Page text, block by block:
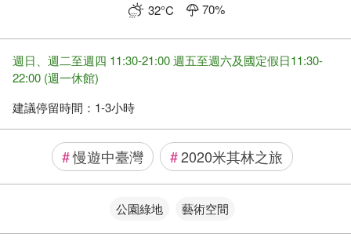
32°C 70%
週日、週二至週四 11:30-21:00 週五至週六及國定假日11:30-
22:00 (週一休館)
建議停留時間： 1-3小時
#慢遊中臺灣 #2020米其林之旅
公園綠地 藝術空間